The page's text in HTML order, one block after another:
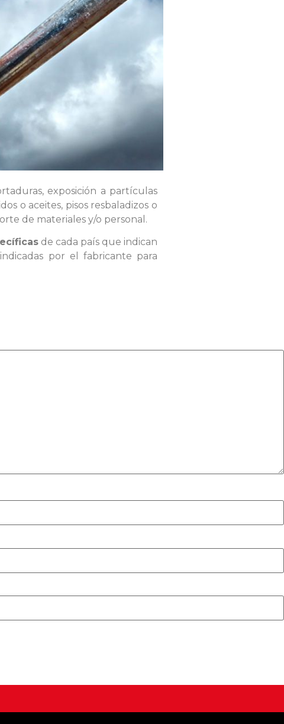
exposición a partículas
o aceites, pisos resbaladizos o
de materiales y/o personal.
de cada país que indican
por el fabricante para